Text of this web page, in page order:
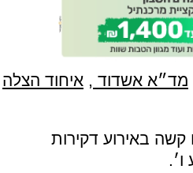
מד״א אשדוד , איחוד הצלה
קשה באירוע דקירות